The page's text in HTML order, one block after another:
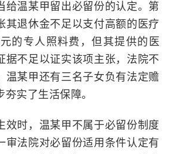
给温某甲留出必留份的认定。第
其退休金不足以支付高额的医疗
的专人照料费，但其提供的医
据不足以证实该项主张，法院不
温某甲还有三名子女负有法定赡
实了生活保障。
效时，温某甲不属于必留份制度
审法院对必留份适用条件认定有